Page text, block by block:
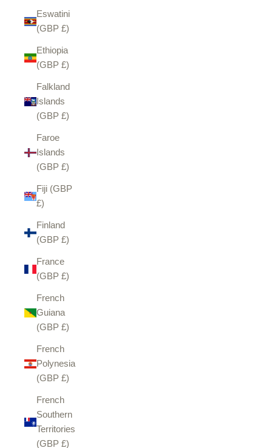
Eswatini
(GBP £)
Ethiopia
(GBP £)
Falkland
Islands
(GBP £)
Faroe
Islands
(GBP £)
Fiji (GBP
£)
Finland
(GBP £)
France
(GBP £)
French
Guiana
(GBP £)
French
Polynesia
(GBP £)
French
Southern
Territories
(GBP £)